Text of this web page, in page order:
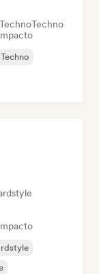
Techno